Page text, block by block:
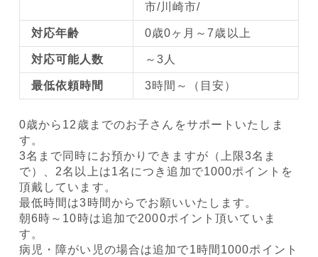
市/川崎市/
対応年齢 0歳0ヶ月～7歳以上
対応可能人数 ～3人
最低依頼時間 3時間～（目安）
0歳から12歳までのお子さんをサポートいたしま
す。
3名まで同時にお預かりできますが（上限3名ま
で）、2名以上は1名につき追加で1000ポイントを
頂戴しています。
最低時間は3時間からでお願いいたします。
朝6時～10時は追加で2000ポイント頂いていま
す。
病児・障がい児の場合は追加で1時間1000ポイント